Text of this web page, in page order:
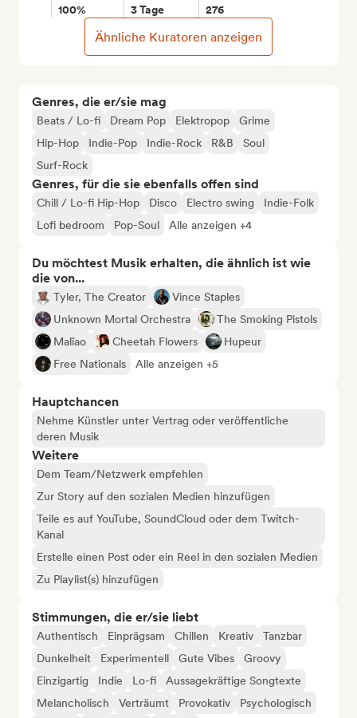
Genres, die er/sie mag
Beats / Lo-fi Dream Pop Elektropop
Grime
Hip-Hop
Indie-Pop Indie-Rock R&B
Soul
Surf-Rock
Genres, für die sie ebenfalls offen sind
Chill / Lo-fi Hip-Hop Disco Electro swing
Indie-Folk
Lofi bedroom
Pop-Soul Alle anzeigen +4
Du möchtest Musik erhalten, die ähnlich ist wie
die von...
Tyler, The Creator
Vince Staples
Unknown Mortal Orchestra
The Smoking Pistols
Malïao
Cheetah Flowers
Hupeur
Free Nationals
Alle anzeigen +5
Hauptchancen
Nehme Künstler unter Vertrag oder veröffentliche
deren Musik
Weitere
Dem Team/Netzwerk empfehlen
Zur Story auf den sozialen Medien hinzufügen
Teile es auf YouTube, SoundCloud oder dem Twitch-
Kanal
Erstelle einen Post oder ein Reel in den sozialen Medien
Zu Playlist(s) hinzufügen
Stimmungen, die er/sie liebt
Authentisch Einprägsam Chillen Kreativ
Tanzbar
Dunkelheit
Experimentell Gute Vibes
Groovy
Einzigartig
Indie Lo-fi
Aussagekräftige Songtexte
Melancholisch
Verträumt Provokativ
Psychologisch
100% 3 Tage 276
Ähnliche Kuratoren anzeigen